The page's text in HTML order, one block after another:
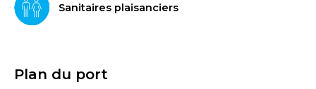
Sanitaires plaisanciers
Plan du port